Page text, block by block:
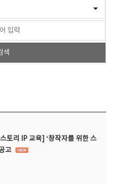
토리 IP 교육] ‘창작자를 위한 스
고